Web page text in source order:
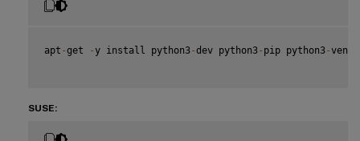
apt -get -y install python3-dev python3- pip python3-venv
SUSE: